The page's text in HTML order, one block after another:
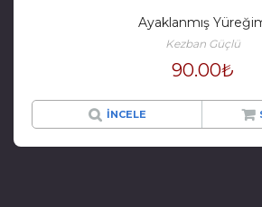
Ayaklanmış
Kezban Güçlü
90.00₺
İNCELE